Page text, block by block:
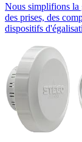
Nous simplifions la
des prises, des
dispositifs